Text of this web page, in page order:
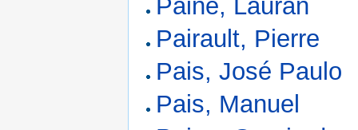
Paine, Lauran
Pairault, Pierre
Pais, José Paulo
Pais, Manuel